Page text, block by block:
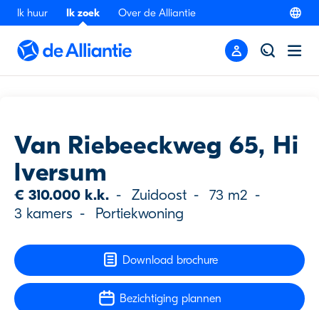
Ik huur Ik zoek Over de Alliantie
Terug
Van Riebeeckweg 65, Hi
lversum
€ 310.000 k.k. - Zuidoost - 73 m2 -
3 kamers - Portiekwoning
Download brochure
Bezichtiging plannen